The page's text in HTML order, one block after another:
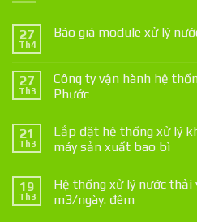
27
Th4
Báo giá module xử lý
27
Th3
Công ty vận hành hệ
Phước
21
Th3
Lắp đặt hệ thống xử lý
máy sản xuất bao bì
19
Th3
Hệ thống xử lý nước
m3/ngày. đêm